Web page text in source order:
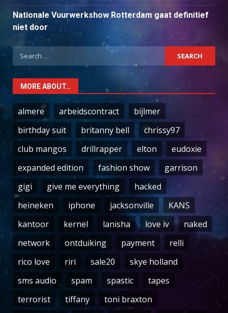
Nationale Vuurwerkshow Rotterdam gaat definitief
niet door
Search
for:
MORE ABOUT…
almere arbeidscontract
bijlmer
birthday suit
britanny bell
chrissy97
club mangos
drillrapper elton
eudoxie
expanded edition
fashion show
garrison
gigi
give me everything
hacked
heineken
iphone jacksonville
KANS
kantoor
kernel lanisha love iv
naked
network
ontduiking payment
relli
rico love
riri sale20
skye holland
sms audio
spam spastic
tapes
terrorist
tiffany
toni braxton